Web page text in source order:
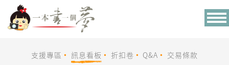
支援專區 訊息看板 折扣卷 Q&A
交易條款